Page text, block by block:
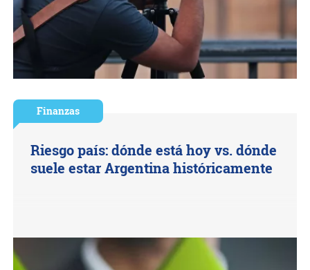
Finanzas
Riesgo país: dónde está hoy vs. dónde
suele estar Argentina históricamente